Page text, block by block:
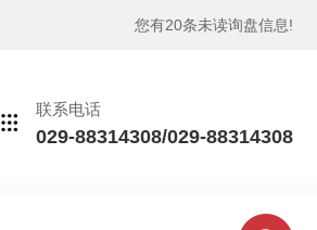
您有20条未读询盘信息!
联系电话
029-88314308/029-88314308